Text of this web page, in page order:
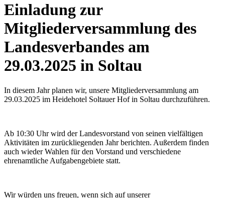
Einladung zur
Mitgliederversammlung des
Landesverbandes am
29.03.2025 in Soltau
In diesem Jahr planen wir, unsere Mitgliederversammlung am
29.03.2025 im Heidehotel Soltauer Hof in Soltau durchzuführen.
Ab 10:30 Uhr wird der Landesvorstand von seinen vielfältigen
Aktivitäten im zurückliegenden Jahr berichten. Außerdem finden
auch wieder Wahlen für den Vorstand und verschiedene
ehrenamtliche Aufgabengebiete statt.
Wir würden uns freuen, wenn sich auf unserer